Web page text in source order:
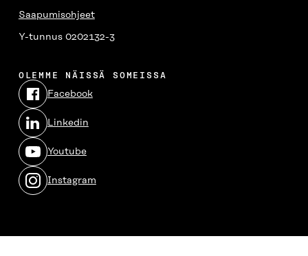
Saapumisohjeet
Y-tunnus 0202132-3
OLEMME NÄISSÄ SOMEISSA
Facebook
Avautuu
uudessa
ikkunassaLinkedin
Avautuu
uudessa
ikkunassaYoutube
Avautuu
uudessa
ikkunassaInstagram
Avautuu
uudessa